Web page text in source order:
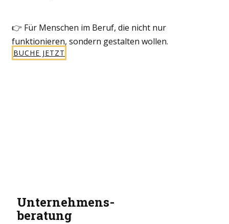
👉 Für Menschen im Beruf, die nicht nur
funktionieren, sondern gestalten wollen.
BUCHE JETZT
Unternehmens-
beratung